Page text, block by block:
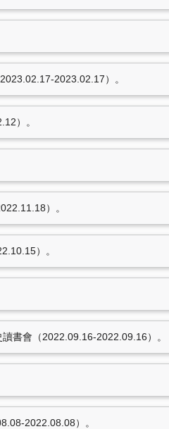
2023.02.17）。
）。
）。
）。
書會（2022.09.16-2022.09.16）。
2022.08.08）。